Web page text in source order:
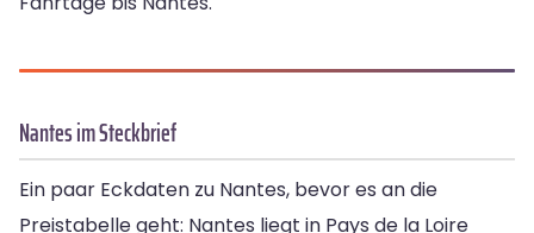
Nantes im Steckbrief
Ein paar Eckdaten zu Nantes, bevor es an die
Preistabelle geht: Nantes liegt in Pays de la Loire